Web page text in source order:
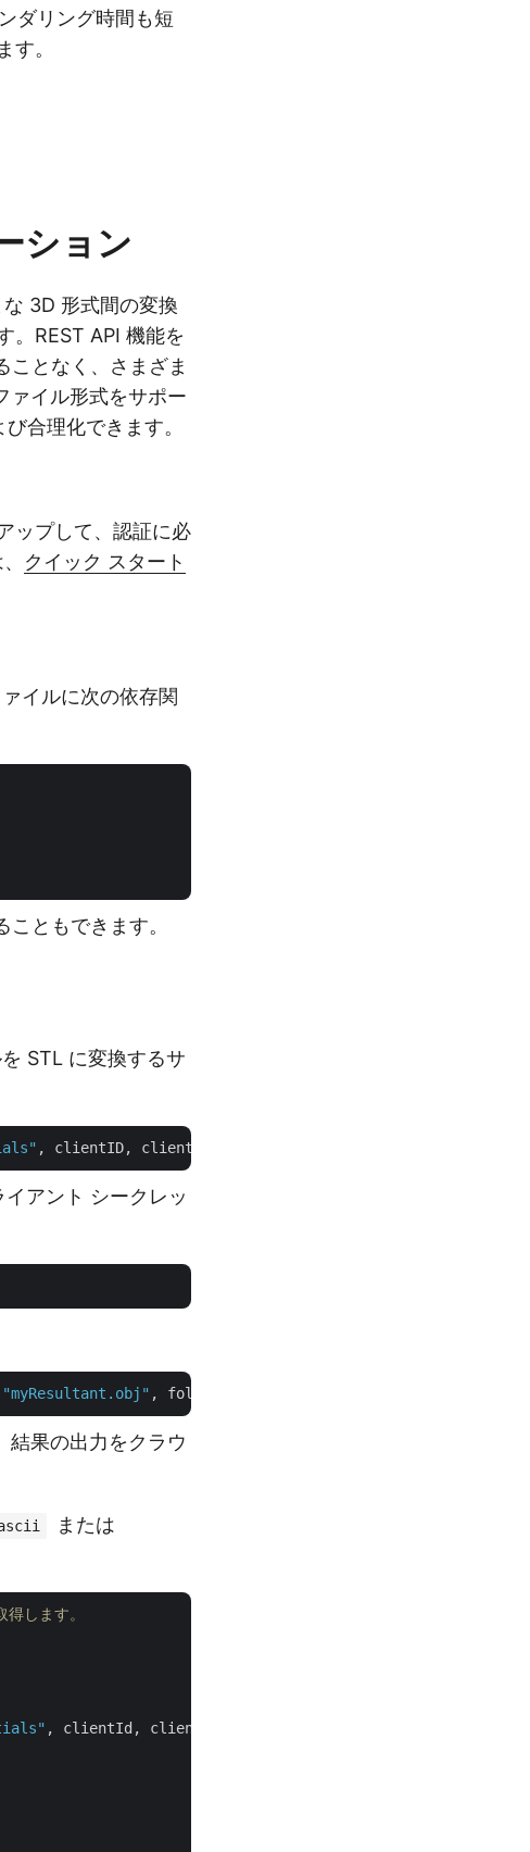
ダリング時間も短
す。
ション
3D 形式間の変換
。REST API 機能を
ことなく、さまざま
ァイル形式をサポー
合理化できます。
ップして、認証に必
クイック スタート
イルに次の依存関
ともできます。
STL に変換するサ
アント シークレッ
"myResultant.obj" , folder,
結果の出力をクラウ
または
ます。
, clientId, clientSecret);